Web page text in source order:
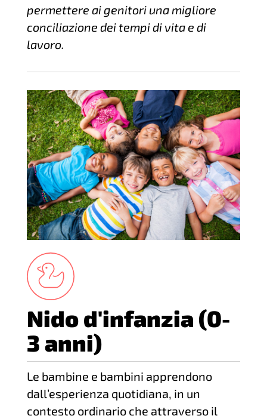
permettere ai genitori una migliore
conciliazione dei tempi di vita e di
lavoro.
Nido d'infanzia (0-
3 anni)
Le bambine e bambini apprendono
dall’esperienza quotidiana, in un
contesto ordinario che attraverso il